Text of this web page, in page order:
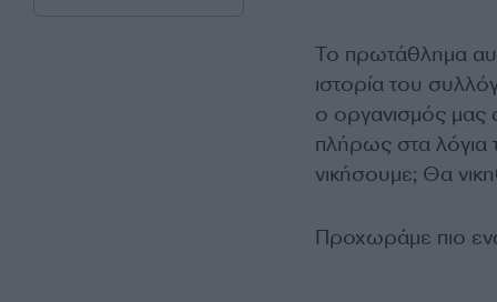
Το πρωτάθλημα
ιστορία του
ο οργανισμός μας
πλήρως στα λόγια
νικήσουμε; Θα
Προχωράμε πιο